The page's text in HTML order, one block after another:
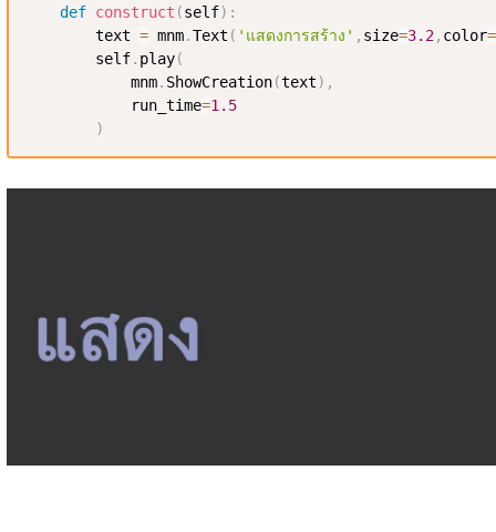
def construct (self) :
        text
= mnm.Text ( 'แสดงการสร้าง' , size=3.2, color=
        self
. play(
            mnm
. ShowCreation(text) ,
            run_time
=1.5
)